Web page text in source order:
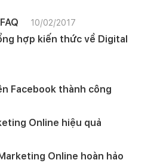
10/02/2017
hợp kiến thức về Digital
Facebook thành công
Online hiệu quả
Online hoàn hảo